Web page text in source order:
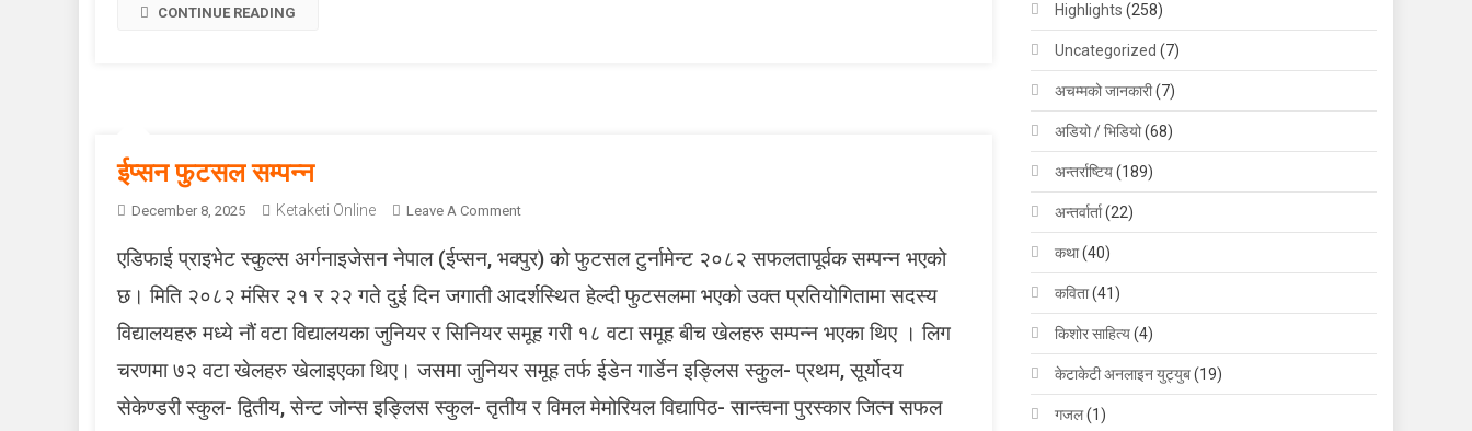
याँ
बा
ल
स्त
क
CONTINUE READING
ईप्सन फुटसल सम्पन्न
December 8, 2025 Ketaketi Online Leave A CommentO
ई
फु
ट
ल
एडिफाई प्राइभेट स्कुल्स अर्गनाइजेसन नेपाल (ईप्सन, भक्पुर) को फुटसल टुर्नामेन्ट २०८२ सफलतापूर्वक सम्पन्न भएको
छ। मिति २०८२ मंसिर २१ र २२ गते दुई दिन जगाती आदर्शस्थित हेल्दी फुटसलमा भएको उक्त प्रतियोगितामा सदस्य
विद्यालयहरु मध्ये नौं वटा विद्यालयका जुनियर र सिनियर समूह गरी १८ वटा समूह बीच खेलहरु सम्पन्न भएका थिए । लिग
चरणमा ७२ वटा खेलहरु खेलाइएका थिए। जसमा जुनियर समूह तर्फ ईडेन गार्डेन इङ्लिस स्कुल- प्रथम, सूर्योदय
सेकेण्डरी स्कुल- द्वितीय, सेन्ट जोन्स इङ्लिस स्कुल- तृतीय र विमल मेमोरियल विद्यापिठ- सान्त्वना पुरस्कार जित्न सफल
Highlights (258)
Uncategorized (7)
अचम्मको जानकारी(7)
अडियो / भिडियो(68)
अन्तर्राष्टिय(189)
अन्तर्वार्ता(22)
कथा(40)
कविता(41)
किशोर साहित्य(4)
केटाकेटी अनलाइन युट्युब(19)
गजल(1)